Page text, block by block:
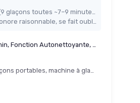
Production de glaçons régulière (9 glaçons toutes ~7–9 minutes) suffisante pour un usage domestique
Machine compacte avec niveau sonore raisonnable, se fait oublier en fond sonore
Cubes de pépites de machine à glaçons portables, machine à glaçons pour petite glace de comptoir, machine à glaçons, à faible bruit, parfait pour les bouteilles d'eau, les boissons mélangées (D)